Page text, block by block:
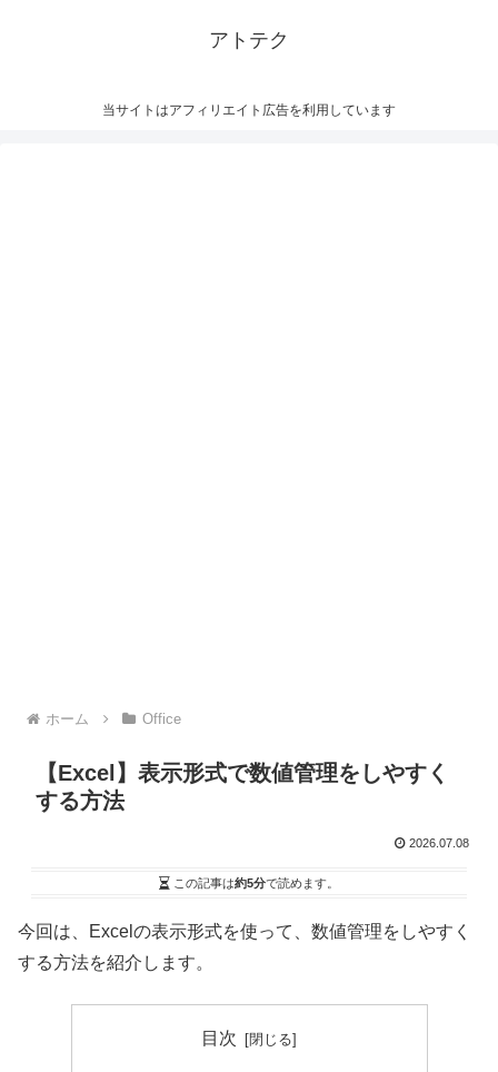
アトテク
当サイトはアフィリエイト広告を利用しています
ホーム Office
【Excel】表示形式で数値管理をしやすく
する方法
2026.07.08
この記事は約5分で読めます。
今回は、Excelの表示形式を使って、数値管理をしやすく
する方法を紹介します。
目次